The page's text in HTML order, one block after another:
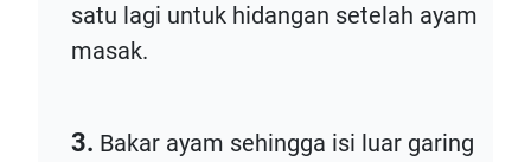
satu lagi untuk hidangan setelah ayam
masak.
3. Bakar ayam sehingga isi luar garing